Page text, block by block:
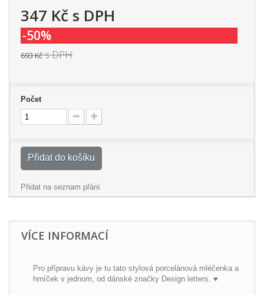
347 Kč s DPH
-50%
693 Kčs DPH
Počet
Přidat do košíku
Přidat na seznam přání
VÍCE INFORMACÍ
Pro přípravu kávy je tu tato stylová porcelánová mléčenka a
hrníček v jednom, od dánské značky Design letters. ♥